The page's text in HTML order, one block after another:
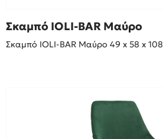
Σκαμπό IOLI-BAR Μαύρο
Σκαμπό IOLI-BAR Μαύρο 49 x 58 x 108